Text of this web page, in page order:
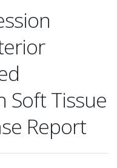
Soft Tissue
Report